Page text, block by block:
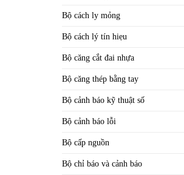
Bộ cách ly mỏng
Bộ cách lý tín hiẹu
Bộ căng cắt đai nhựa
Bộ căng thép bằng tay
Bộ cảnh báo kỹ thuật số
Bộ cảnh báo lỗi
Bộ cấp nguồn
Bộ chỉ báo và cảnh báo